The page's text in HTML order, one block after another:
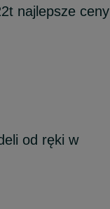
najlepsze ceny
od ręki w